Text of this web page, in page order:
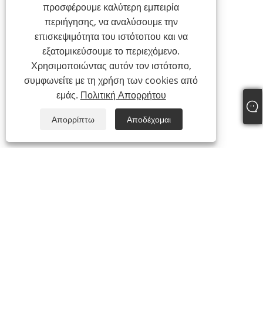
προσφέρουμε καλύτερη εμπειρία
περιήγησης, να αναλύσουμε την
επισκεψιμότητα του ιστότοπου και να
εξατομικεύσουμε το περιεχόμενο.
Χρησιμοποιώντας αυτόν τον ιστότοπο,
συμφωνείτε με τη χρήση των cookies από
εμάς. Πολιτική Απορρήτου
Απορρίπτω Αποδέχομαι